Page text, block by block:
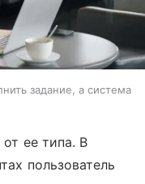
задание, а система
ее типа. В
пользователь